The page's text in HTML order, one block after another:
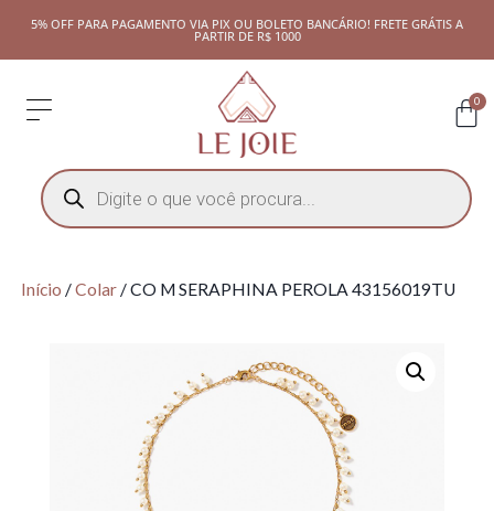
5% OFF PARA PAGAMENTO VIA PIX OU BOLETO BANCÁRIO! FRETE GRÁTIS A
PARTIR DE R$ 1000
0
Início /Colar/ CO M SERAPHINA PEROLA 43156019TU